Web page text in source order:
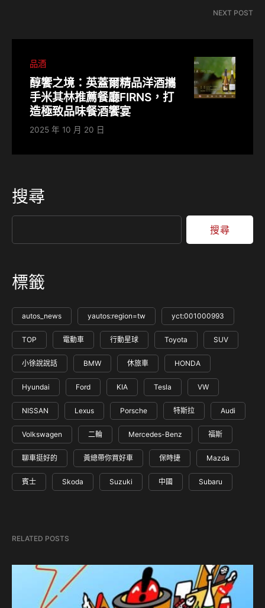
NEXT POST
品酒
醇饗之境：英蓋爾精品洋酒攜
手米其林推薦餐廳FIRNS，打
造極致品味餐酒饗宴
2025 年 10 月 20 日
搜尋
搜尋
標籤
autos_news yautos:region=tw yct:001000993
TOP 電動車 行動星球 Toyota SUV
小徐說說話 BMW 休旅車 HONDA
Hyundai Ford KIA Tesla VW
NISSAN Lexus Porsche 特斯拉 Audi
Volkswagen 二輪 Mercedes-Benz 福斯
聊車挺好的 黃總帶你買好車 保時捷 Mazda
賓士 Skoda Suzuki 中國 Subaru
RELATED POSTS